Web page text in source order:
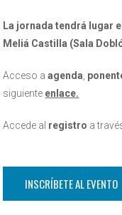
La jornada tendrá lugar
Meliá Castilla (Sala
Acceso aagenda
siguiente enlace.
Accede al registro a
INSCRÍBETE AL EVENTO